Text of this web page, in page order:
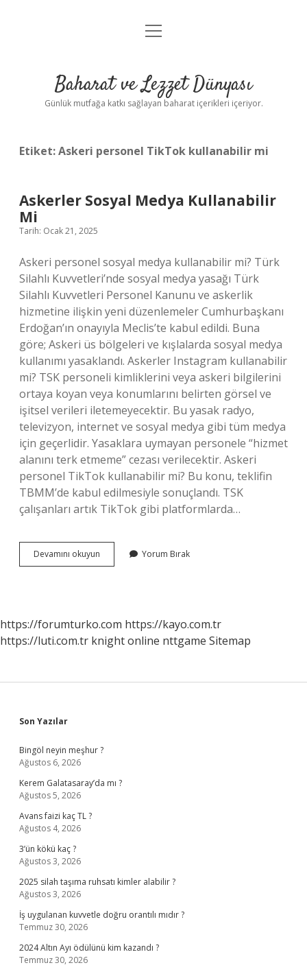
Anasayfa
Yasal Uyarı
menüyü
Baharat ve Lezzet Dünyası
Günlük mutfağa katkı sağlayan baharat içerikleri içeriyor.
Etiket:Askeri personel TikTok kullanabilir mi
Askerler Sosyal Medya Kullanabilir
Mi
Tarih: Ocak 21, 2025
Askeri personel sosyal medya kullanabilir mi? Türk
Silahlı Kuvvetleri’nde sosyal medya yasağı Türk
Silahlı Kuvvetleri Personel Kanunu ve askerlik
hizmetine ilişkin yeni düzenlemeler Cumhurbaşkanı
Erdoğan’ın onayıyla Meclis’te kabul edildi. Buna
göre; Askeri üs bölgeleri ve kışlalarda sosyal medya
kullanımı yasaklandı. Askerler Instagram kullanabilir
mi? TSK personeli kimliklerini veya askeri bilgilerini
ortaya koyan veya konumlarını belirten görsel ve
işitsel verileri iletemeyecektir. Bu yasak radyo,
televizyon, internet ve sosyal medya gibi tüm medya
için geçerlidir. Yasaklara uymayan personele “hizmet
alanını terk etmeme” cezası verilecektir. Askeri
personel TikTok kullanabilir mi? Bu konu, teklifin
TBMM’de kabul edilmesiyle sonuçlandı. TSK
çalışanları artık TikTok gibi platformlarda…
Devamını okuyun Askerler
Sosyal
Yorum Bırak
https://forumturko.com https://kayo.com.tr
https://luti.com.tr knight online nttgame Sitemap
Sidebar
Son Yazılar
Bingöl neyin meşhur ?
Ağustos 6, 2026
Kerem Galatasaray’da mı ?
Ağustos 5, 2026
Avans faizi kaç TL ?
Ağustos 4, 2026
3’ün kökü kaç ?
Ağustos 3, 2026
2025 silah taşıma ruhsatı kimler alabilir ?
Ağustos 3, 2026
İş uygulanan kuvvetle doğru orantılı mıdır ?
Temmuz 30, 2026
2024 Altın Ayı ödülünü kim kazandı ?
Temmuz 30, 2026